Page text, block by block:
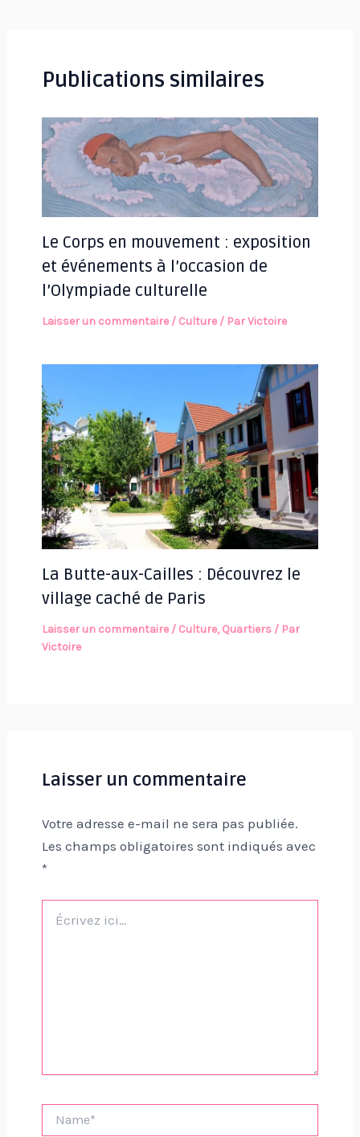
Publications similaires
Le Corps en mouvement : exposition
et événements à l’occasion de
l’Olympiade culturelle
Laisser un commentaire / Culture/ ParVictoire
La Butte-aux-Cailles : Découvrez le
village caché de Paris
Laisser un commentaire / Culture,Quartiers/ Par
Victoire
Laisser un commentaire
Votre adresse e-mail ne sera pas publiée.
Les champs obligatoires sont indiqués avec
*
ici…